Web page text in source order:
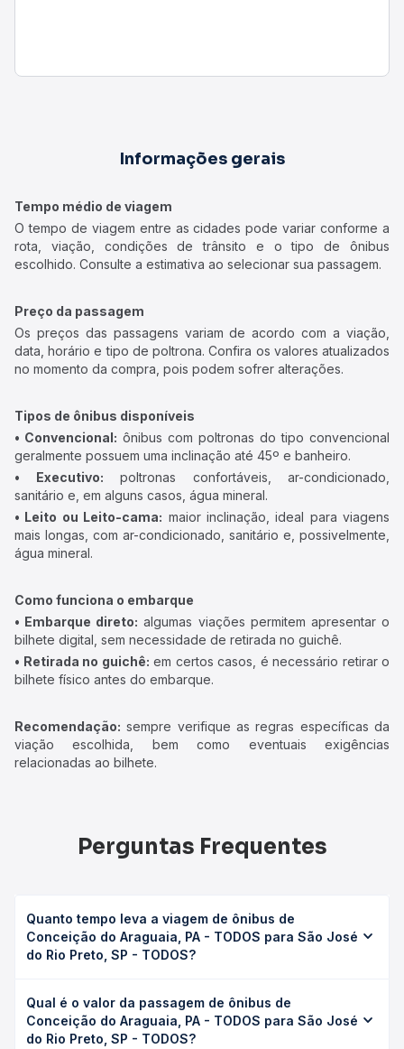
Informações gerais
Tempo médio de viagem
O tempo de viagem entre as cidades pode variar conforme a
rota, viação, condições de trânsito e o tipo de ônibus
escolhido. Consulte a estimativa ao selecionar sua passagem.
Preço da passagem
Os preços das passagens variam de acordo com a viação,
data, horário e tipo de poltrona. Confira os valores atualizados
no momento da compra, pois podem sofrer alterações.
Tipos de ônibus disponíveis
• Convencional: ônibus com poltronas do tipo convencional
geralmente possuem uma inclinação até 45º e banheiro.
• Executivo: poltronas confortáveis, ar-condicionado,
sanitário e, em alguns casos, água mineral.
• Leito ou Leito-cama: maior inclinação, ideal para viagens
mais longas, com ar-condicionado, sanitário e, possivelmente,
água mineral.
Como funciona o embarque
• Embarque direto: algumas viações permitem apresentar o
bilhete digital, sem necessidade de retirada no guichê.
• Retirada no guichê: em certos casos, é necessário retirar o
bilhete físico antes do embarque.
Recomendação: sempre verifique as regras específicas da
viação escolhida, bem como eventuais exigências
relacionadas ao bilhete.
Perguntas Frequentes
Quanto tempo leva a viagem de ônibus de
Conceição do Araguaia, PA - TODOS para São José
do Rio Preto, SP - TODOS?
TODOS para São José do Rio Preto, SP - TODOS leva em
média 0 horas, podendo variar conforme a viação, o tipo
de serviço (convencional, executivo ou leito) e as
Qual é o valor da passagem de ônibus de
Conceição do Araguaia, PA - TODOS para São José
do Rio Preto, SP - TODOS?